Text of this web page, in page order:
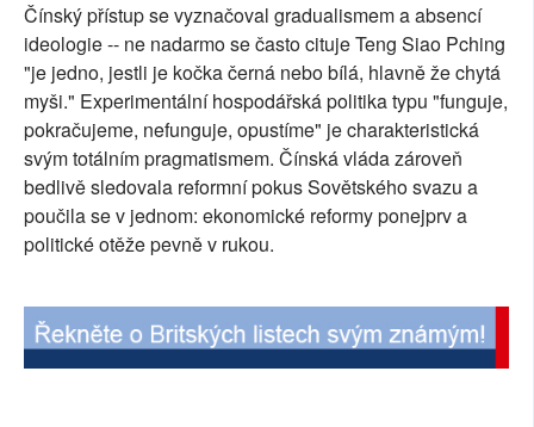
Čínský přístup se vyznačoval gradualismem a absencí
ideologie -- ne nadarmo se často cituje Teng Siao Pching
"je jedno, jestli je kočka černá nebo bílá, hlavně že chytá
myši." Experimentální hospodářská politika typu "funguje,
pokračujeme, nefunguje, opustíme" je charakteristická
svým totálním pragmatismem. Čínská vláda zároveň
bedlivě sledovala reformní pokus Sovětského svazu a
poučila se v jednom: ekonomické reformy ponejprv a
politické otěže pevně v rukou.